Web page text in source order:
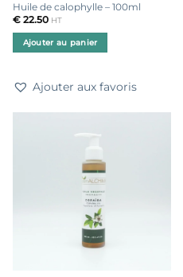
Huile de calophylle – 100ml
€22.50 HT
Ajouter au panier
Ajouter aux favoris